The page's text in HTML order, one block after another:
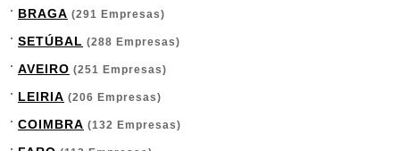
BRAGA (291 Empresas)
SETÚBAL (288 Empresas)
AVEIRO (251 Empresas)
LEIRIA (206 Empresas)
COIMBRA (132 Empresas)